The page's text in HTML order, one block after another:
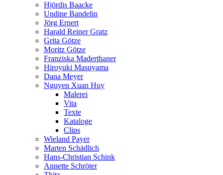
Hjördis Baacke
Undine Bandelin
Jörg Ernert
Harald Reiner Gratz
Grita Götze
Moritz Götze
Franziska Maderthaner
Hiroyuki Masuyama
Dana Meyer
Nguyen Xuan Huy
Malerei
Vita
Texte
Kataloge
Clips
Wieland Payer
Marten Schädlich
Hans-Christian Schink
Annette Schröter